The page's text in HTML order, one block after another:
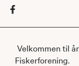
Velkommen til
Fiskerforening.